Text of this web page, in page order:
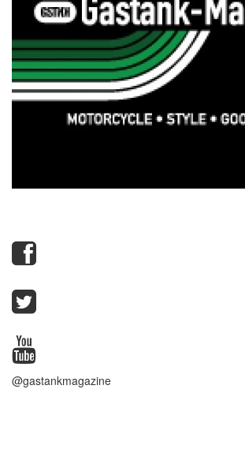
@gastankmagazine